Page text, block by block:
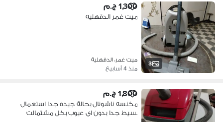
3
1,300 ج.م
ميت غمر الدقهليه
ميت غمر، الدقهلية
منذ 4 أسابيع
1,800 ج.م
مكنسه ناشونال بحالة جيدة جدا استعمال
بسيط جدا بدون اي عيوب بكل مشتمالت